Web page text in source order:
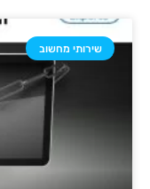
שירותי מחשוב